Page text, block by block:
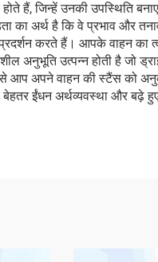
होते हैं, जिन्हें उनकी उपस्थिति
अर्थ है कि वे प्रभाव और
करते हैं। आपके वाहन का
अनुभूति उत्पन्न होती है जो
आप अपने वाहन की स्टैंस को
ईंधन अर्थव्यवस्था और बढ़े